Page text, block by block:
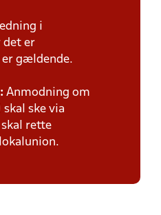
i
det er
gældende.
Anmodning om
ske via
rette